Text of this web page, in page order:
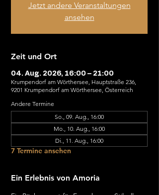
Jetzt andere Veranstaltungen
ansehen
Zeit und Ort
04. Aug. 2026, 16:00 – 21:00
Krumpendorf am Wörthersee, Hauptstraße 236,
9201 Krumpendorf am Wörthersee, Österreich
Andere Termine
So., 09. Aug., 16:00
Mo., 10. Aug., 16:00
Di., 11. Aug., 16:00
7 Termine ansehen
Ein Erlebnis von Amoria